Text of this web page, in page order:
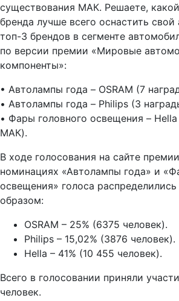
существования МАК. Решаете,
бренда лучше всего оснастить
топ-3 брендов в сегменте
по версии премии «Мировые
компоненты»:
• Автолампы года – OSRAM (7
• Автолампы года – Philips (3
• Фары головного освещения –
МАК).
В ходе голосования на сайте
номинациях «Автолампы года» и
освещения» голоса
образом:
OSRAM – 25% (6375 человек).
Philips – 15,02% (3876 человек).
Hella – 41% (10 455 человек).
Всего в голосовании приняли
человек.